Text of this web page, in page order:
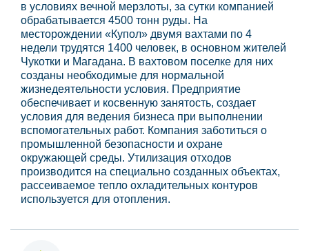
в условиях вечной мерзлоты, за сутки компанией
обрабатывается 4500 тонн руды. На
месторождении «Купол» двумя вахтами по 4
недели трудятся 1400 человек, в основном жителей
Чукотки и Магадана. В вахтовом поселке для них
созданы необходимые для нормальной
жизнедеятельности условия. Предприятие
обеспечивает и косвенную занятость, создает
условия для ведения бизнеса при выполнении
вспомогательных работ. Компания заботиться о
промышленной безопасности и охране
окружающей среды. Утилизация отходов
производится на специально созданных объектах,
рассеиваемое тепло охладительных контуров
используется для отопления.